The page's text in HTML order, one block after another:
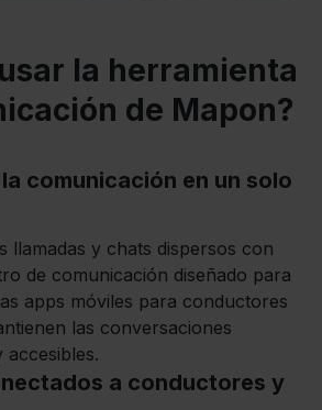
la herramienta
de Mapon?
comunicación en un solo
llamadas y chats dispersos con
de comunicación diseñado para
apps móviles para conductores
las conversaciones
accesibles.
a conductores y